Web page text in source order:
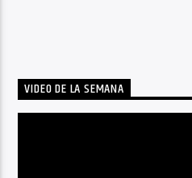
VIDEO DE LA SEMANA